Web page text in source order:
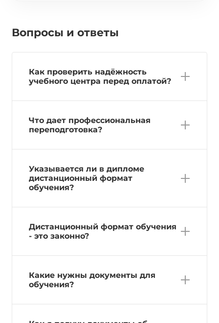
Вопросы и ответы
Как проверить надёжность
учебного центра перед оплатой?
Что дает профессиональная
переподготовка?
Указывается ли в дипломе
дистанционный формат
обучения?
Дистанционный формат обучения
- это законно?
Какие нужны документы для
обучения?